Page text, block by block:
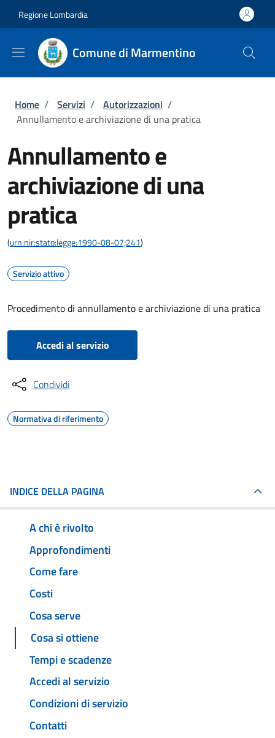
Regione Lombardia
Comune di Marmentino
Briciole di pane
Home / Servizi / Autorizzazioni /
Annullamento e archiviazione di una pratica
Annullamento e
archiviazione di una
pratica
(urn:nir:stato:legge:1990-08-07;241)
Servizio attivo
Procedimento di annullamento e archiviazione di una pratica
Accedi al servizio
Condividi
Normativa di riferimento
INDICE DELLA PAGINA
A chi è rivolto
Approfondimenti
Come fare
Costi
Cosa serve
Cosa si ottiene
Tempi e scadenze
Accedi al servizio
Condizioni di servizio
Contatti